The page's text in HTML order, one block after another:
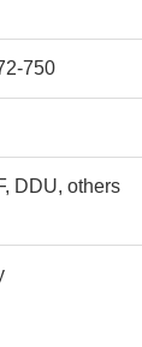
750
DDU, others